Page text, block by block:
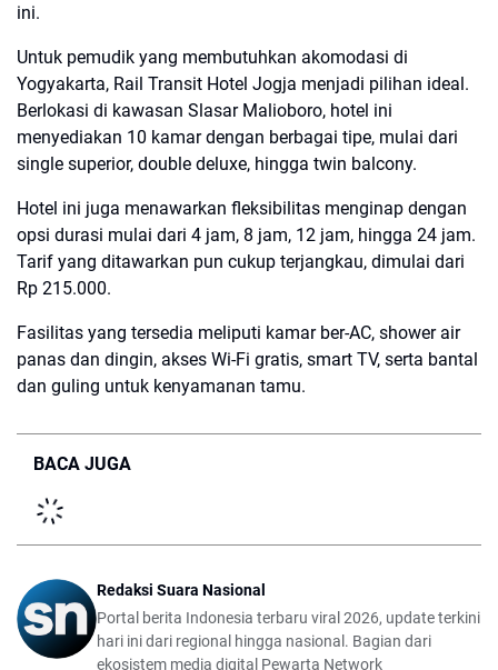
ini.
Untuk pemudik yang membutuhkan akomodasi di
Yogyakarta, Rail Transit Hotel Jogja menjadi pilihan ideal.
Berlokasi di kawasan Slasar Malioboro, hotel ini
menyediakan 10 kamar dengan berbagai tipe, mulai dari
single superior, double deluxe, hingga twin balcony.
Hotel ini juga menawarkan fleksibilitas menginap dengan
opsi durasi mulai dari 4 jam, 8 jam, 12 jam, hingga 24 jam.
Tarif yang ditawarkan pun cukup terjangkau, dimulai dari
Rp 215.000.
Fasilitas yang tersedia meliputi kamar ber-AC, shower air
panas dan dingin, akses Wi-Fi gratis, smart TV, serta bantal
dan guling untuk kenyamanan tamu.
BACA JUGA
Redaksi Suara Nasional
Portal berita Indonesia terbaru viral 2026, update terkini
hari ini dari regional hingga nasional. Bagian dari
ekosistem media digital Pewarta Network